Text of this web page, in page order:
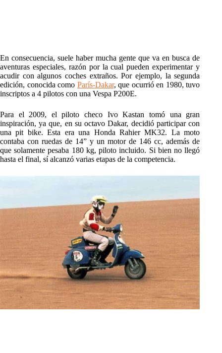
En consecuencia, suele haber mucha gente que va en busca de
aventuras especiales, razón por la cual pueden experimentar y
acudir con algunos coches extraños. Por ejemplo, la segunda
edición, conocida como París-Dakar, que ocurrió en 1980, tuvo
inscriptos a 4 pilotos con una Vespa P200E.
Para el 2009, el piloto checo Ivo Kastan tomó una gran
inspiración, ya que, en su octavo Dakar, decidió participar con
una pit bike. Esta era una Honda Rahier MK32. La moto
contaba con ruedas de 14” y un motor de 146 cc, además de
que solamente pesaba 180 kg, piloto incluido. Si bien no llegó
hasta el final, sí alcanzó varias etapas de la competencia.